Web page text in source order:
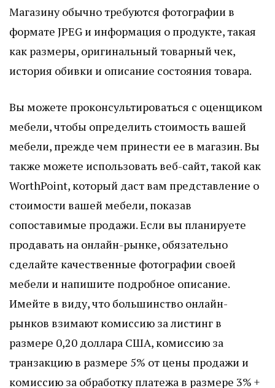
Магазину обычно требуются фотографии в
формате JPEG и информация о продукте, такая
как размеры, оригинальный товарный чек,
история обивки и описание состояния товара.
Вы можете проконсультироваться с оценщиком
мебели, чтобы определить стоимость вашей
мебели, прежде чем принести ее в магазин. Вы
также можете использовать веб-сайт, такой как
WorthPoint, который даст вам представление о
стоимости вашей мебели, показав
сопоставимые продажи. Если вы планируете
продавать на онлайн-рынке, обязательно
сделайте качественные фотографии своей
мебели и напишите подробное описание.
Имейте в виду, что большинство онлайн-
рынков взимают комиссию за листинг в
размере 0,20 доллара США, комиссию за
транзакцию в размере 5% от цены продажи и
комиссию за обработку платежа в размере 3% +